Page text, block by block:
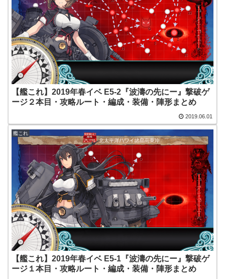
【艦これ】2019年春イベ E5-2『波濤の先にー』撃破ゲ
ージ２本目・攻略ルート・編成・装備・陣形まとめ
2019.06.01
艦これ
【艦これ】2019年春イベ E5-1『波濤の先にー』撃破ゲ
ージ１本目・攻略ルート・編成・装備・陣形まとめ